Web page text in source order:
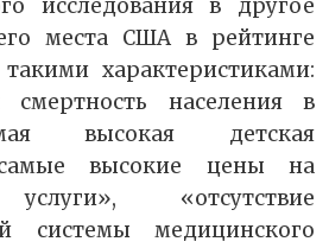
исследования в другое
места США в рейтинге
характеристиками:
смертность населения в
высокая детская
высокие цены на
«отсутствие
системы медицинского